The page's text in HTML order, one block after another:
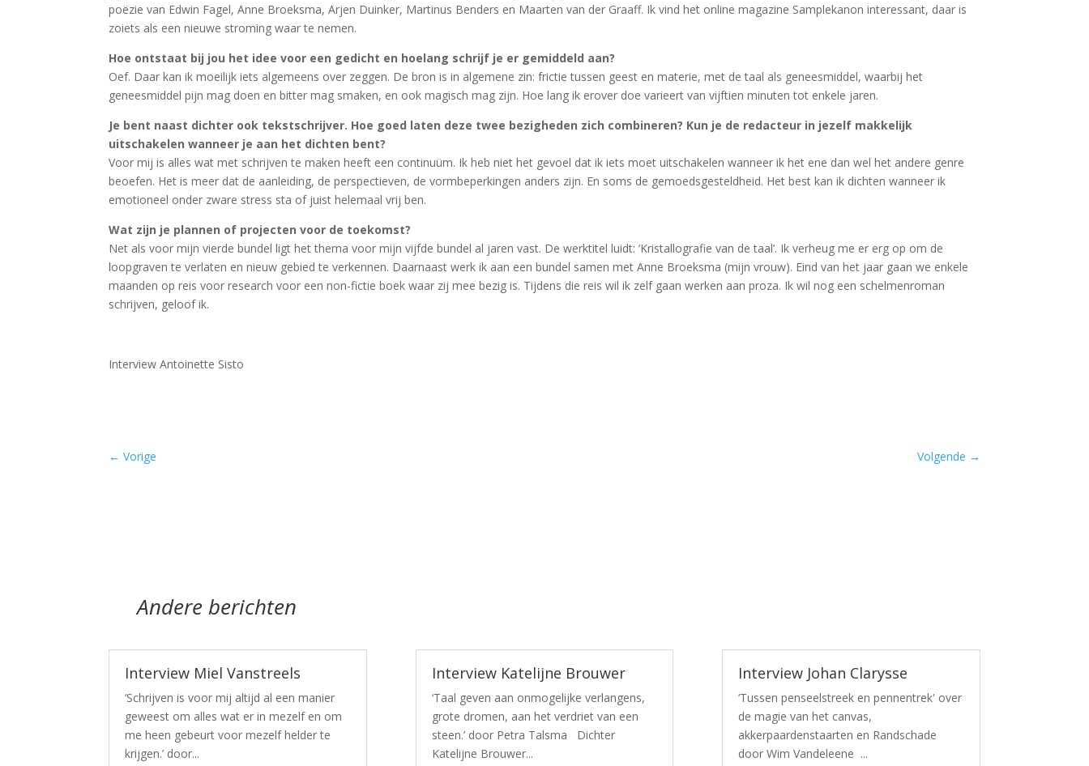
poëzie van Edwin Fagel, Anne Broeksma, Arjen Duinker, Martinus Benders en Maarten van der Graaff. Ik vind het online magazine Samplekanon interessant, daar is
zoiets als een nieuwe stroming waar te nemen.
Hoe ontstaat bij jou het idee voor een gedicht en hoelang schrijf je er gemiddeld aan?
Oef. Daar kan ik moeilijk iets algemeens over zeggen. De bron is in algemene zin: frictie tussen geest en materie, met de taal als geneesmiddel, waarbij het
geneesmiddel pijn mag doen en bitter mag smaken, en ook magisch mag zijn. Hoe lang ik erover doe varieert van vijftien minuten tot enkele jaren.
Je bent naast dichter ook tekstschrijver. Hoe goed laten deze twee bezigheden zich combineren? Kun je de redacteur in jezelf makkelijk
uitschakelen wanneer je aan het dichten bent?
Voor mij is alles wat met schrijven te maken heeft een continuüm. Ik heb niet het gevoel dat ik iets moet uitschakelen wanneer ik het ene dan wel het andere genre
beoefen. Het is meer dat de aanleiding, de perspectieven, de vormbeperkingen anders zijn. En soms de gemoedsgesteldheid. Het best kan ik dichten wanneer ik
emotioneel onder zware stress sta of juist helemaal vrij ben.
Wat zijn je plannen of projecten voor de toekomst?
Net als voor mijn vierde bundel ligt het thema voor mijn vijfde bundel al jaren vast. De werktitel luidt: ‘Kristallografie van de taal’. Ik verheug me er erg op om de
loopgraven te verlaten en nieuw gebied te verkennen. Daarnaast werk ik aan een bundel samen met Anne Broeksma (mijn vrouw). Eind van het jaar gaan we enkele
maanden op reis voor research voor een non-fictie boek waar zij mee bezig is. Tijdens die reis wil ik zelf gaan werken aan proza. Ik wil nog een schelmenroman
schrijven, geloof ik.
Interview Antoinette Sisto
←Vorige Volgende →
Andere berichten
Interview Miel Vanstreels
‘Schrijven is voor mij altijd al een manier
geweest om alles wat er in mezelf en om
me heen gebeurt voor mezelf helder te
krijgen.’ door...
Interview Katelijne Brouwer
‘Taal geven aan onmogelijke verlangens,
grote dromen, aan het verdriet van een
steen.’ door Petra Talsma Dichter
Katelijne Brouwer...
Interview Johan Clarysse
‘Tussen penseelstreek en pennentrek' over
de magie van het canvas,
akkerpaardenstaarten en Randschade
door Wim Vandeleene ...